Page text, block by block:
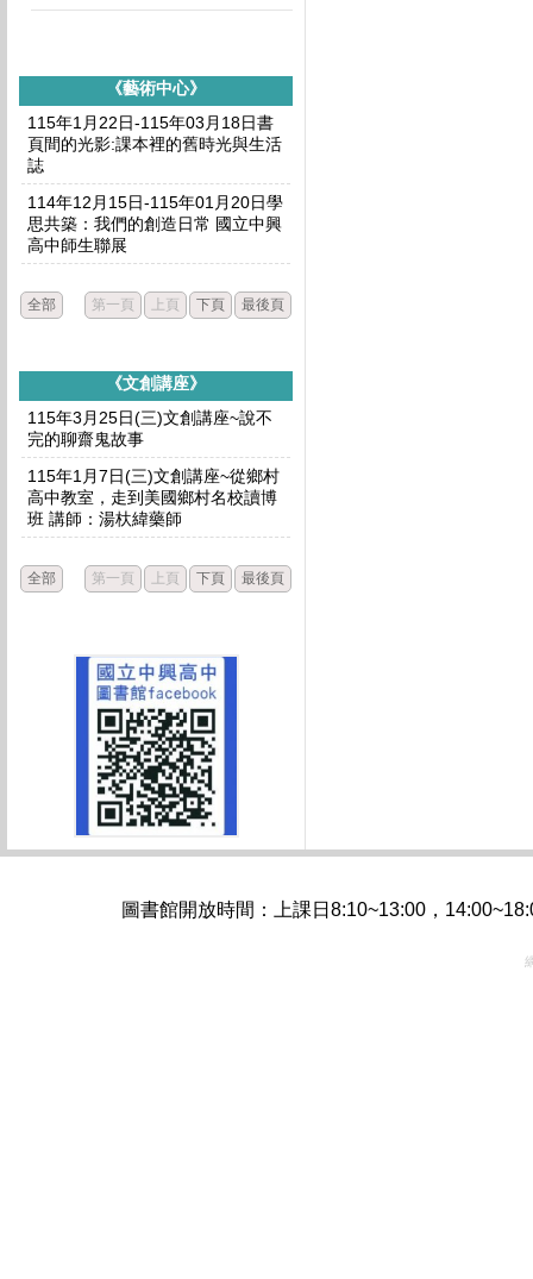
《藝術中心》
115年1月22日-115年03月18日書
頁間的光影:課本裡的舊時光與生活
誌
114年12月15日-115年01月20日學
思共築：我們的創造日常 國立中興
高中師生聯展
全部 第一頁 上頁 下頁 最後頁
《文創講座》
115年3月25日(三)文創講座~說不
完的聊齋鬼故事
115年1月7日(三)文創講座~從鄉村
高中教室，走到美國鄉村名校讀博
班 講師：湯杕緯藥師
全部 第一頁 上頁 下頁 最後頁
圖書館開放時間：上課日8:10~13:00，